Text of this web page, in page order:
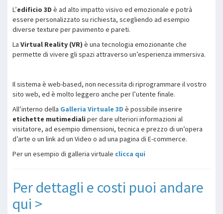
L’edificio 3D è ad alto impatto visivo ed emozionale e potrà
essere personalizzato su richiesta, scegliendo ad esempio
diverse texture per pavimento e pareti.
La Virtual Reality (VR) è una tecnologia emozionante che
permette di vivere gli spazi attraverso un’esperienza immersiva.
Il sistema è web-based, non necessita di riprogrammare il vostro
sito web, ed è molto leggero anche per l’utente finale.
All’interno della Galleria Virtuale 3D è possibile inserire
etichette mutimediali per dare ulteriori informazioni al
visitatore, ad esempio dimensioni, tecnica e prezzo di un’opera
d’arte o un link ad un Video o ad una pagina di E-commerce.
Per un esempio di galleria virtuale clicca qui
Per dettagli e costi puoi andare
qui >